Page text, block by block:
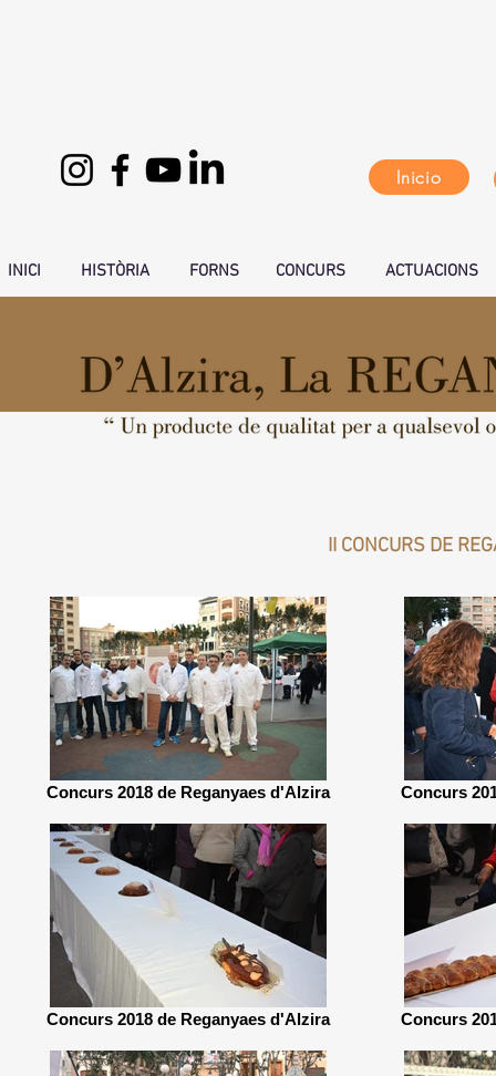
Inicio
HISTÒRIA FORNS CONCURS ACTUACIONS
INICI
II CONCURS DE
Concurs 2018 de Reganyaes d'Alzira Concurs
Concurs 2018 de Reganyaes d'Alzira Concurs